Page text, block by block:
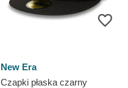
New Era
Czapki płaska czarny